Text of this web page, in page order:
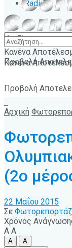
Radio
Κανένα
Προβολή
Κανένα
Προβολή
Αρχική
(2ο
22 Μαΐου 2015
Σε Φωτορεπορτάζ
Χρόνος
A A
A
A